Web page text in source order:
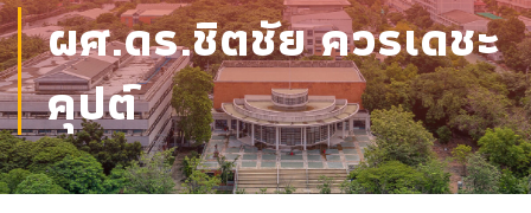
ผศ.ดร.ชิตชัย ควรเดชะ
คุปต์